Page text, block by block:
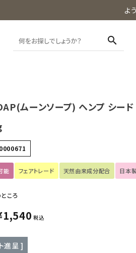
よ
search
ムーンソープ) ヘンプ シード
能 フェアトレード 天然由来成分配合 日本
ころ
1,540 税込
進呈 ]